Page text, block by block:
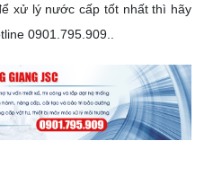
xử lý nước cấp tốt nhất thì hãy
0901.795.909.